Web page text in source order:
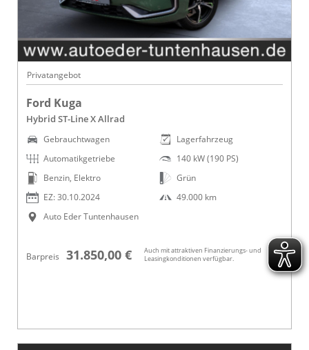
Privatangebot
Ford Kuga
Hybrid ST-Line X Allrad
Gebrauchtwagen
Automatikgetriebe
Benzin, Elektro
EZ: 30.10.2024
Auto Eder Tuntenhausen
Lagerfahrzeug
140 kW (190 PS)
Grün
49.000 km
Barpreis 31.850,00 €
Auch mit attraktiven Finanzierungs- und
Leasingkonditionen verfügbar.